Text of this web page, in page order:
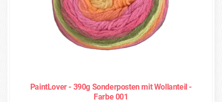
PaintLover - 390g Sonderposten mit Wollanteil -
Farbe 001